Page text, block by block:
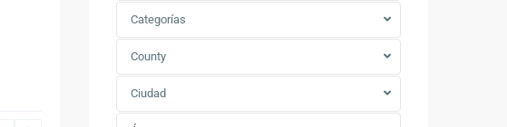
Categorías
County
Ciudad